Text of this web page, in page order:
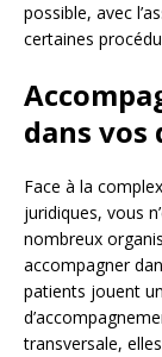
possible, avec
certaines
dans vos
Face à la
juridiques, vous
nombreux
accompagner
patients jouent
transversale,